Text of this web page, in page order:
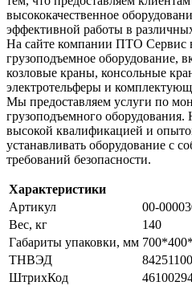
высококачественное
эффективной работы в
На сайте компании ПТО Сервис
грузоподъемное оборудование,
козловые краны, консольные
электротельферы и
Мы предоставляем услуги по
грузоподъемного
высокой квалификацией и
устанавливать оборудование с
требований безопасности.
Характеристики
Артикул
00-
Вес, кг
140
Габариты упаковки, мм
ТНВЭД
ШтрихКод